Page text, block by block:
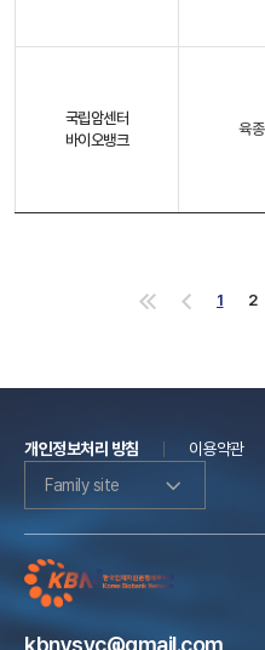
국립암센터
바이오뱅크
육종
1 2
개인정보처리 방침
이용약관
Family site